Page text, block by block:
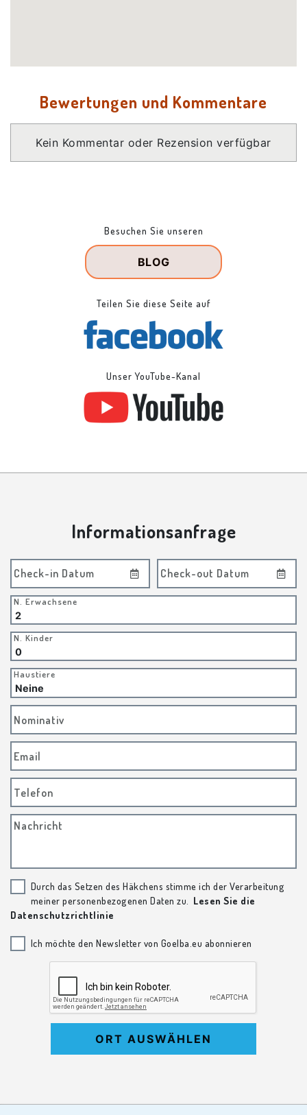
Bewertungen und Kommentare
Kein Kommentar oder Rezension verfügbar
Besuchen Sie unseren
BLOG
Teilen Sie diese Seite auf
Unser YouTube-Kanal
Informationsanfrage
Check-in Datum Check-out Datum
N. Erwachsene
N. Kinder
Haustiere
Nominativ
Email
Telefon
Nachricht
Durch das Setzen des Häkchens stimme ich der Verarbeitung
meiner personenbezogenen Daten zu.
Lesen Sie die
Datenschutzrichtlinie
Ich möchte den Newsletter von Goelba.eu abonnieren
ORT AUSWÄHLEN